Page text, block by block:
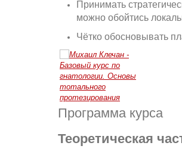
Принимать
можно обойтись
Чётко обосновывать
Программа курса
Теоретическая